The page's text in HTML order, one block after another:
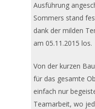
Ausführung
Sommers stand
dank der milden
am 05.11.2015 los.
Von der kurzen
für das gesamte
einfach nur
Teamarbeit, wo